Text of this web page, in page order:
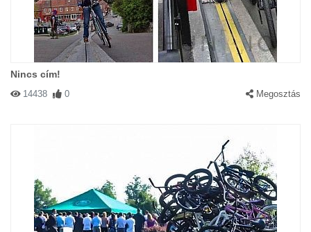
Nincs cím!
14438 0 Megosztás